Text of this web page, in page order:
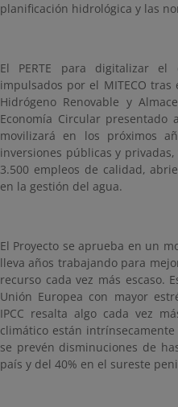
planificación hidrológica y las
El PERTE para digitalizar
impulsados por el MITECO tras
Hidrógeno Renovable y
Economía Circular presentado
movilizará en los próximos
inversiones públicas y
3.500 empleos de calidad,
en la gestión del agua.
El Proyecto se aprueba en un
lleva años trabajando para
recurso cada vez más escaso.
Unión Europea con mayor
IPCC resalta algo cada vez
climático están
se prevén disminuciones de
país y del 40% en el sureste